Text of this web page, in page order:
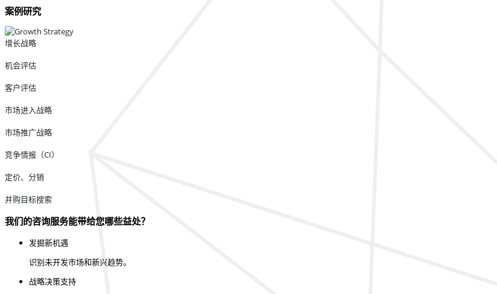
案例研究
增长战略
机会评估
客户评估
市场进入战略
市场推广战略
竞争情报（CI）
定价、分销
并购目标搜索
我们的咨询服务能带给您哪些益处？
发掘新机遇
识别未开发市场和新兴趋势。
战略决策支持